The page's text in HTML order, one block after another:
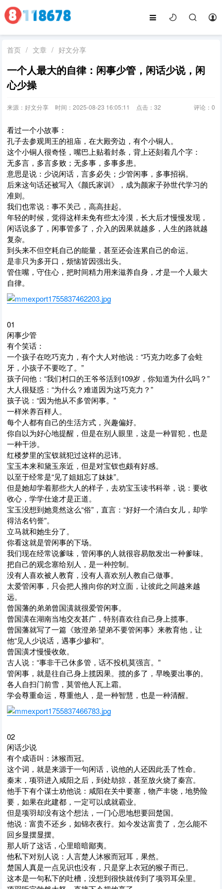
首页 / 文章 / 好文分享
一个人最大的自律：闲事少管，闲话少说，闲
心少操
来源：好文分享 时间：2025-08-23 16:05:11 点击：32 评论： 0
看过一个小故事：
孔子去参观周王的祖庙，在大殿旁边，有个小铜人。
这个小铜人很奇怪，嘴巴上贴着封条，背上还刻着几个字：
无多言，多言多败；无多事，多事多患。
意思是说：少说闲话，言多必失；少管闲事，多事招祸。
后来这句话还被写入《颜氏家训》，成为颜家子孙世代学习的
准则。
我们也常说：事不关己，高高挂起。
年轻的时候，觉得这样未免有些太冷漠，长大后才慢慢发现，
闲话说多了，闲事管多了，介入的因果就越多，人生的路就越
复杂。
到头来不但空耗自己的能量，甚至还会连累自己的命运。
是非只为多开口，烦恼皆因强出头。
管住嘴，守住心，把时间精力用来滋养自身，才是一个人最大
自律。
01
闲事少管
有个笑话：
一个孩子在吃巧克力，有个大人对他说：“巧克力吃多了会蛀
牙，小孩子不要吃了。”
孩子问他：“我们村口的王爷爷活到109岁，你知道为什么吗？”
大人很疑惑：“为什么？难道因为这巧克力？”
孩子说：“因为他从不多管闲事。”
一样米养百样人。
每个人都有自己的生活方式，兴趣偏好。
你自以为好心地提醒，但是在别人眼里，这是一种冒犯，也是
一种干涉。
红楼梦里的宝钗就犯过这样的忌讳。
宝玉本来和黛玉亲近，但是对宝钗也颇有好感。
以至于经常是“见了姐姐忘了妹妹”。
但是她却学着那些大人的样子，去劝宝玉读书科举，说：要收
收心，学学仕途才是正道。
宝玉没想到她竟然这么“俗”，直言：“好好一个清白女儿，却学
得沽名钓誉”。
立马就和她生分了。
你看这就是管闲事的下场。
我们现在经常说爹味，管闲事的人就很容易散发出一种爹味。
把自己的观念塞给别人，是一种控制。
没有人喜欢被人教育，没有人喜欢别人教自己做事。
太爱管闲事，只会把人推向你的对立面，让彼此之间越来越
远。
曾国藩的弟弟曾国潢就很爱管闲事。
曾国潢在湖南当地交友甚广，特别喜欢往自己身上揽事。
曾国藩就写了一篇《致澄弟·望弟不要管闲事》来教育他，让
他“见人少说话，遇事少掺和”。
曾国潢才慢慢收敛。
古人说：“事非干己休多管，话不投机莫强言。”
管闲事，就是往自己身上揽因果。揽的多了，早晚要出事的。
各人自扫门前雪，莫管他人瓦上霜。
学会尊重命运，尊重他人，是一种智慧，也是一种清醒。
02
闲话少说
有个成语叫：沐猴而冠。
这个词，就是来源于一句闲话，说他的人还因此丢了性命。
秦末，项羽进入咸阳之后，到处劫掠，甚至放火烧了秦宫。
他手下有个谋士劝他说：咸阳在关中要塞，物产丰饶，地势险
要，如果在此建都，一定可以成就霸业。
但是项羽却没有这个想法，一门心思地想要回楚国。
他说：富贵不还乡，如锦衣夜行。如今发达富贵了，怎么能不
回乡显摆显摆。
那人听了这话，心里暗暗鄙夷。
他私下对别人说：人言楚人沐猴而冠耳，果然。
楚国人真是一点见识也没有，只是穿上衣冠的猴子而已。
这本是一句私下的吐槽，没想到很快就传到了项羽耳朵里。